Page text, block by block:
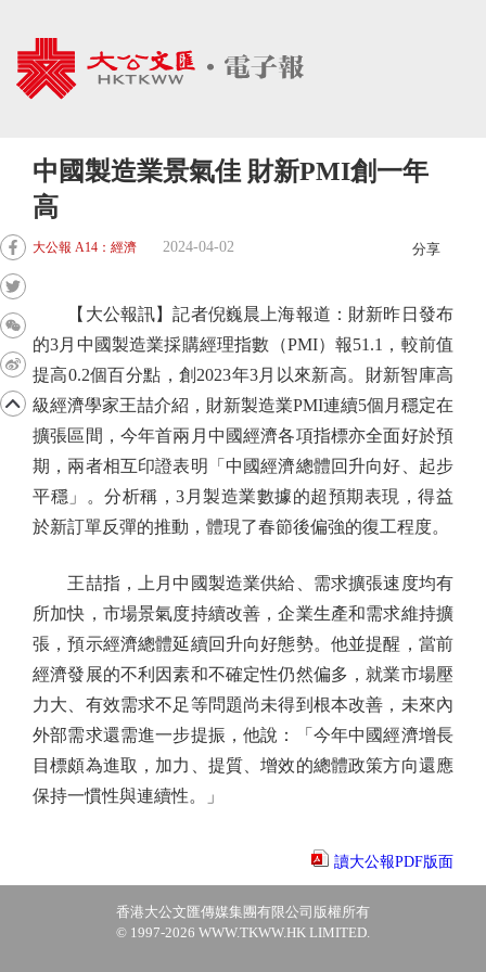
中國製造業景氣佳 財新PMI創一年
高
大公報 A14：經濟 2024-04-02 分享
【大公報訊】記者倪巍晨上海報道：財新昨日發布
的3月中國製造業採購經理指數（PMI）報51.1，較前值
提高0.2個百分點，創2023年3月以來新高。財新智庫高
級經濟學家王喆介紹，財新製造業PMI連續5個月穩定在
擴張區間，今年首兩月中國經濟各項指標亦全面好於預
期，兩者相互印證表明「中國經濟總體回升向好、起步
平穩」。分析稱，3月製造業數據的超預期表現，得益
於新訂單反彈的推動，體現了春節後偏強的復工程度。
王喆指，上月中國製造業供給、需求擴張速度均有
所加快，市場景氣度持續改善，企業生產和需求維持擴
張，預示經濟總體延續回升向好態勢。他並提醒，當前
經濟發展的不利因素和不確定性仍然偏多，就業市場壓
力大、有效需求不足等問題尚未得到根本改善，未來內
外部需求還需進一步提振，他說：「今年中國經濟增長
目標頗為進取，加力、提質、增效的總體政策方向還應
保持一慣性與連續性。」
讀大公報PDF版面
香港大公文匯傳媒集團有限公司版權所有
© 1997-2026 WWW.TKWW.HK LIMITED.